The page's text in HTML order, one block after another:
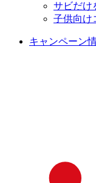
サビだけ
子供向け
キャンペーン